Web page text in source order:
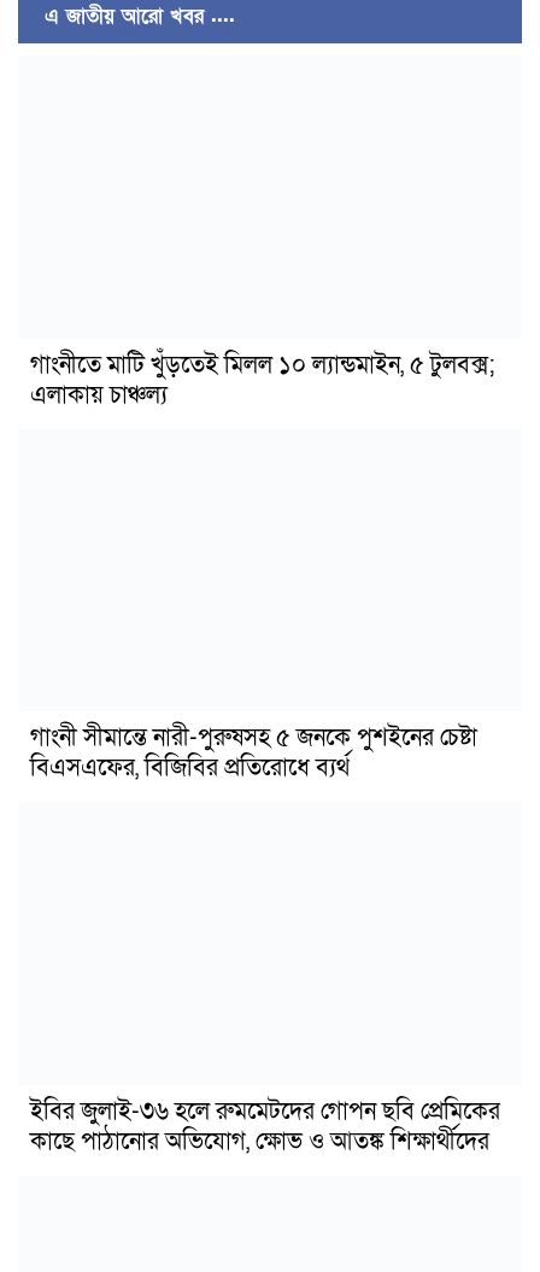
এ জাতীয় আরো খবর ....
গাংনীতে মাটি খুঁড়তেই মিলল ১০ ল্যান্ডমাইন, ৫ টুলবক্স;
এলাকায় চাঞ্চল্য
গাংনী সীমান্তে নারী-পুরুষসহ ৫ জনকে পুশইনের চেষ্টা
বিএসএফের, বিজিবির প্রতিরোধে ব্যর্থ
ইবির জুলাই-৩৬ হলে রুমমেটদের গোপন ছবি প্রেমিকের
কাছে পাঠানোর অভিযোগ, ক্ষোভ ও আতঙ্ক শিক্ষার্থীদের